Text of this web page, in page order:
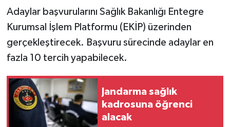
Adaylar başvurularını Sağlık Bakanlığı Entegre
Kurumsal İşlem Platformu (EKİP) üzerinden
gerçekleştirecek. Başvuru sürecinde adaylar en
fazla 10 tercih yapabilecek.
Jandarma sağlık
kadrosuna öğrenci
alacak